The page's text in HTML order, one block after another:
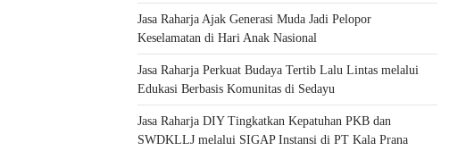
Jasa Raharja Ajak Generasi Muda Jadi Pelopor
Keselamatan di Hari Anak Nasional
Jasa Raharja Perkuat Budaya Tertib Lalu Lintas melalui
Edukasi Berbasis Komunitas di Sedayu
Jasa Raharja DIY Tingkatkan Kepatuhan PKB dan
SWDKLLJ melalui SIGAP Instansi di PT Kala Prana